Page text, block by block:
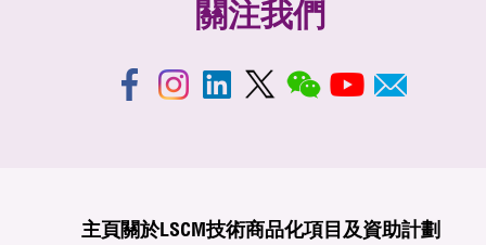
關注我們
主頁 關於LSCM技術商品化項目及資助計劃